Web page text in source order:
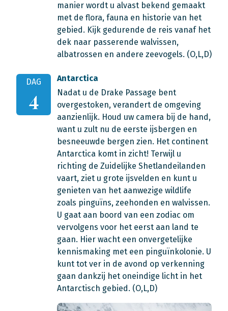
manier wordt u alvast bekend gemaakt
met de flora, fauna en historie van het
gebied. Kijk gedurende de reis vanaf het
dek naar passerende walvissen,
albatrossen en andere zeevogels. (O,L,D)
DAG
4
Antarctica
Nadat u de Drake Passage bent
overgestoken, verandert de omgeving
aanzienlijk. Houd uw camera bij de hand,
want u zult nu de eerste ijsbergen en
besneeuwde bergen zien. Het continent
Antarctica komt in zicht! Terwijl u
richting de Zuidelijke Shetlandeilanden
vaart, ziet u grote ijsvelden en kunt u
genieten van het aanwezige wildlife
zoals pinguïns, zeehonden en walvissen.
U gaat aan boord van een zodiac om
vervolgens voor het eerst aan land te
gaan. Hier wacht een onvergetelijke
kennismaking met een pinguïnkolonie. U
kunt tot ver in de avond op verkenning
gaan dankzij het oneindige licht in het
Antarctisch gebied. (O,L,D)